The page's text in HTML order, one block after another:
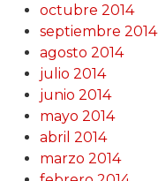
octubre 2014
septiembre 2014
agosto 2014
julio 2014
junio 2014
mayo 2014
abril 2014
marzo 2014